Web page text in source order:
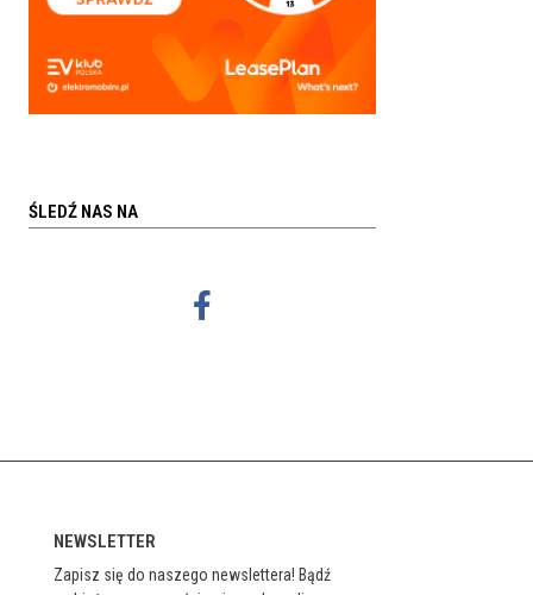
ŚLEDŹ NAS NA
NEWSLETTER
Zapisz się do naszego newslettera! Bądź